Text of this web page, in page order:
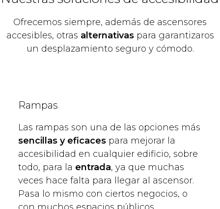
Ofrecemos siempre, además de ascensores
accesibles, otras alternativaspara garantizaros
un desplazamiento seguro y cómodo.
Rampas
Las rampas son una de las opciones más
sencillas y eficaces para mejorar la
accesibilidad en cualquier edificio, sobre
todo, para la entrada, ya que muchas
veces hace falta para llegar al ascensor.
Pasa lo mismo con ciertos negocios, o
con muchos espacios públicos.